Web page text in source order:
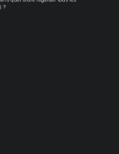
?